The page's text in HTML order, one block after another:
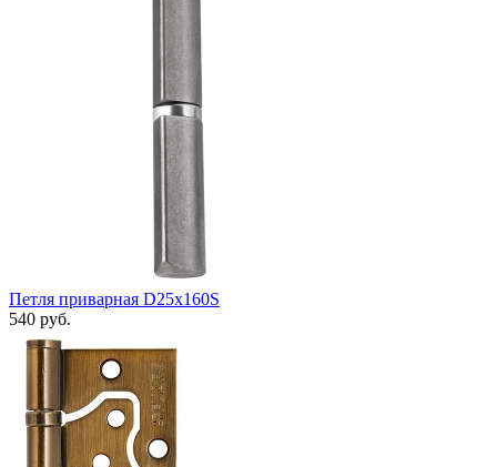
Петля приварная D25x160S
540 руб.